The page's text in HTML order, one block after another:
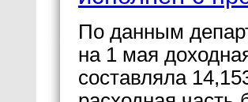
По данным
на 1 мая
составляла